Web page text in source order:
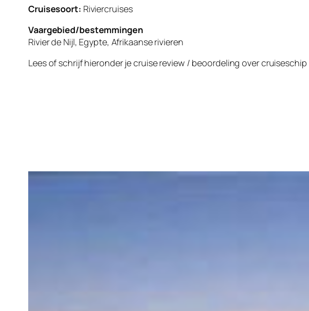
Cruisesoort: Riviercruises
Vaargebied/bestemmingen
Rivier de Nijl, Egypte, Afrikaanse rivieren
Lees of schrijf hieronder je cruise review / beoordeling over cruiseschip